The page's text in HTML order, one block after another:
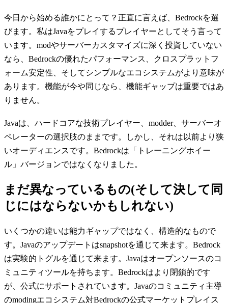
今日から始める誰かにとって？正直に言えば、Bedrockを選
びます。私はJavaをプレイするプレイヤーとしてそう言って
います。modやサーバーカスタマイズに深く投資していない
なら、Bedrockの優れたパフォーマンス、クロスプラットフ
ォーム安定性、そしてシンプルなエコシステムがより意味が
あります。機能が今や同じなら、機能ギャップは重要ではあ
りません。
Javaは、ハードコアな技術プレイヤー、modder、サーバーオ
ペレーターの選択肢のままです。しかし、それは以前より狭
いオーディエンスです。Bedrockは「トレーニングホイー
ル」バージョンではなくなりました。
まだ異なっているもの(そして決して同
じにはならないかもしれない)
いくつかの違いは能力ギャップではなく、構造的なもので
す。Javaのアップデートはsnapshotを通じて来ます。Bedrock
は実験的トグルを通じて来ます。Javaはオープンソースのコ
ミュニティツールを持ちます。Bedrockはより閉鎖的です
が、公式にサポートされています。Javaのコミュニティ主導
のmodingエコシステム対Bedrockの公式マーケットプレイス